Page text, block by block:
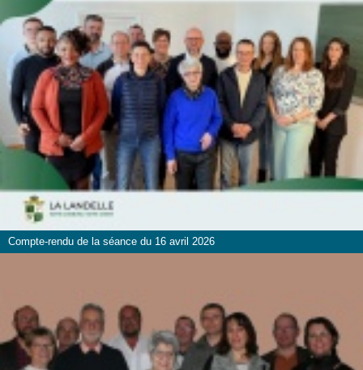
Compte-rendu de la séance du 16 avril 2026